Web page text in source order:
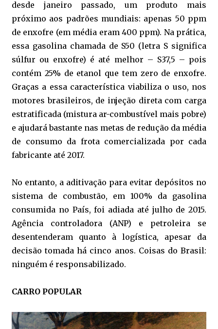
desde janeiro passado, um produto mais
próximo aos padrões mundiais: apenas 50 ppm
de enxofre (em média eram 400 ppm). Na prática,
essa gasolina chamada de S50 (letra S significa
súlfur ou enxofre) é até melhor – S37,5 – pois
contém 25% de etanol que tem zero de enxofre.
Graças a essa característica viabiliza o uso, nos
motores brasileiros, de injeção direta com carga
estratificada (mistura ar-combustível mais pobre)
e ajudará bastante nas metas de redução da média
de consumo da frota comercializada por cada
fabricante até 2017.
No entanto, a aditivação para evitar depósitos no
sistema de combustão, em 100% da gasolina
consumida no País, foi adiada até julho de 2015.
Agência controladora (ANP) e petroleira se
desentenderam quanto à logística, apesar da
decisão tomada há cinco anos. Coisas do Brasil:
ninguém é responsabilizado.
CARRO POPULAR